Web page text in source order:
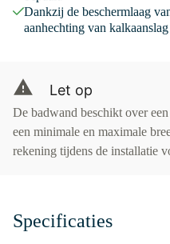
Dankzij de beschermlaag
aanhechting van
Let op
De badwand beschikt over
een minimale en maximale
rekening tijdens de installatie
Specificaties